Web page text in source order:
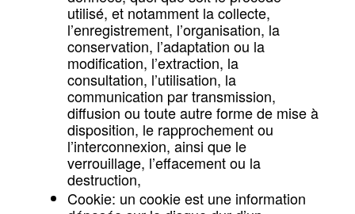
utilisé, et notamment la collecte,
l’enregistrement, l’organisation, la
conservation, l’adaptation ou la
modification, l’extraction, la
consultation, l’utilisation, la
communication par transmission,
diffusion ou toute autre forme de mise à
disposition, le rapprochement ou
l’interconnexion, ainsi que le
verrouillage, l’effacement ou la
destruction,
Cookie: un cookie est une information